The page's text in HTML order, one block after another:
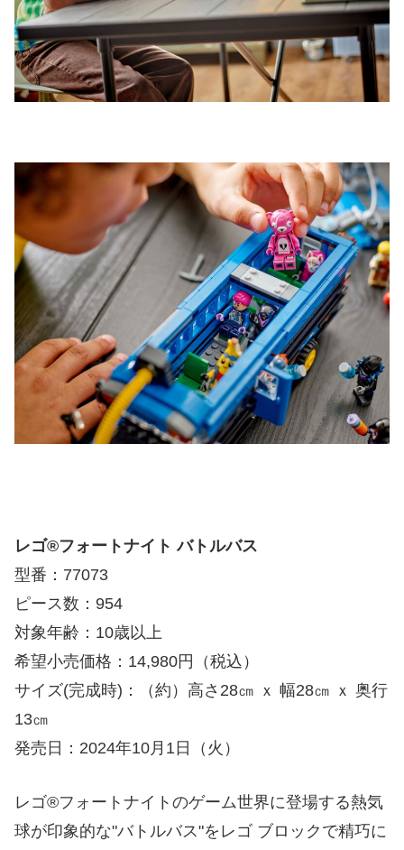
レゴ®フォートナイト バトルバス
型番：77073
ピース数：954
対象年齢：10歳以上
希望小売価格：14,980円（税込）
サイズ(完成時)：（約）高さ28㎝ ｘ 幅28㎝ ｘ 奥行
13㎝
発売日：2024年10月1日（火）
レゴ®フォートナイトのゲーム世界に登場する熱気
球が印象的な"バトルバス"をレゴ ブロックで精巧に